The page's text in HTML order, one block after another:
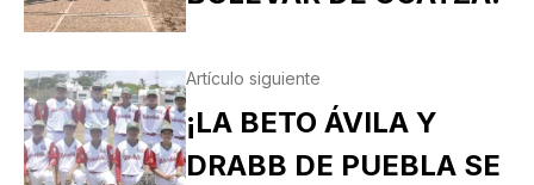
Artículo siguiente
¡LA BETO ÁVILA Y
DRABB DE PUEBLA SE